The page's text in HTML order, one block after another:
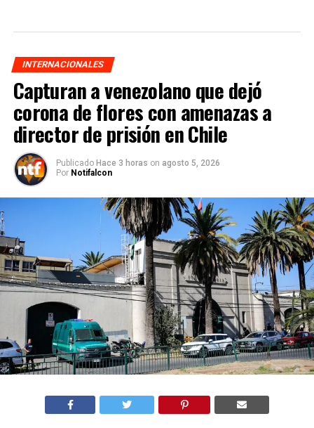
INTERNACIONALES
Capturan a venezolano que dejó
corona de flores con amenazas a
director de prisión en Chile
Publicado Hace 3 horas on agosto 5, 2026
Por Notifalcon